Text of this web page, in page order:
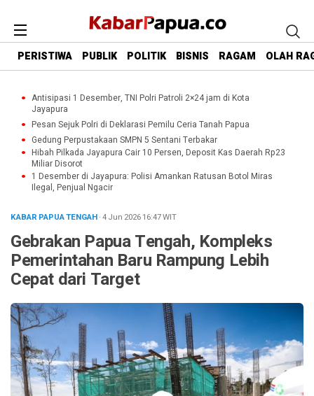
PERISTIWA PUBLIK POLITIK BISNIS RAGAM OLAH
Antisipasi 1 Desember, TNI Polri Patroli 2×24 jam di Kota
Jayapura
Pesan Sejuk Polri di Deklarasi Pemilu Ceria Tanah Papua
Gedung Perpustakaan SMPN 5 Sentani Terbakar
Hibah Pilkada Jayapura Cair 10 Persen, Deposit Kas Daerah Rp23
Miliar Disorot
1 Desember di Jayapura: Polisi Amankan Ratusan Botol Miras
Ilegal, Penjual Ngacir
KABAR PAPUA TENGAH· 4 Jun 202616:47WIT
Gebrakan Papua Tengah, Kompleks
Pemerintahan Baru Rampung Lebih
Cepat dari Target